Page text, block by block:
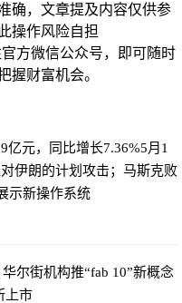
确，文章提及内容仅供参
操作风险自担
方微信公众号，即可随时
握财富机会。
亿元，同比增长7.36%5月1
伊朗的计划攻击；马斯克败
示新操作系统
尔街机构推“fab 10”新概念
上市